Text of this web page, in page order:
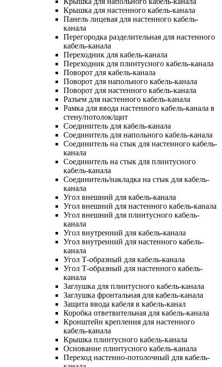
Крышка для настенного кабель-канала
Панель лицевая для настенного кабель-
канала
Перегородка разделительная для настенного
кабель-канала
Переходник для кабель-канала
Переходник для плинтусного кабель-канала
Поворот для кабель-канала
Поворот для напольного кабель-канала
Поворот для настенного кабель-канала
Разъем для настенного кабель-канала
Рамка для ввода настенного кабель-канала в
стену/потолок/щит
Соединитель для кабель-канала
Соединитель для напольного кабель-канала
Соединитель на стык для настенного кабель-
канала
Соединитель на стык для плинтусного
кабель-канала
Соединитель/накладка на стык для кабель-
канала
Угол внешний для кабель-канала
Угол внешний для настенного кабель-канала
Угол внешний для плинтусного кабель-
канала
Угол внутренний для кабель-канала
Угол внутренний для настенного кабель-
канала
Угол Т-образный для кабель-канала
Угол Т-образный для настенного кабель-
канала
Заглушка для плинтусного кабель-канала
Заглушка фронтальная для кабель-канала
Защита ввода кабеля в кабель-канал
Коробка ответвительная для кабель-канала
Кронштейн крепления для настенного
кабель-канала
Крышка плинтусного кабель-канала
Основание плинтусного кабель-канала
Переход настенно-потолочный для кабель-